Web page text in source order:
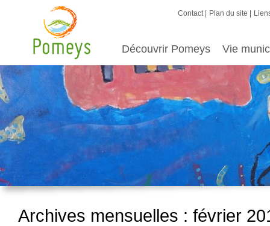
Contact Plan du site
Découvrir Pomeys Vie
Archives mensuelles : février